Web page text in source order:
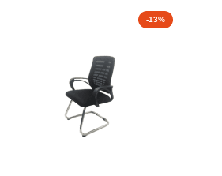
-13%